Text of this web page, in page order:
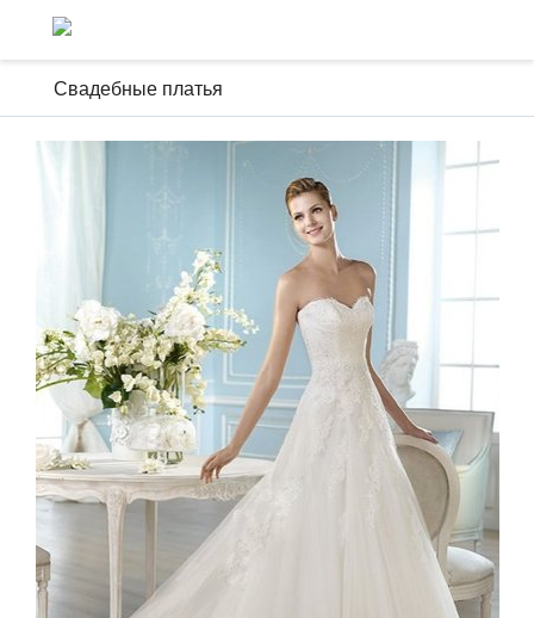
Свадебные платья